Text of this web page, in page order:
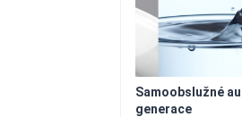
Samoobslužné
generace